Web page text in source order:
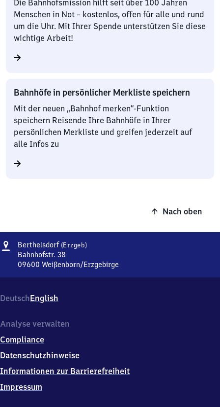
Die Bahnhofsmission hilft seit über 100 Jahren
Menschen in Not – kostenlos, offen für alle und rund
um die Uhr. Mit Ihrer Spende unterstützen Sie diese
wichtige Arbeit!
Bahnhöfe in persönlicher Merkliste speichern
Mit der neuen „Bahnhof merken“-Funktion
speichern Reisende Ihre Bahnhöfe in Ihrer
persönlichen Merkliste und greifen jederzeit auf
alle Infos zu
Nach oben
Adresse
Berthelsdorf (Erzgeb)Berthelsdorf
Bahnhofstr. 38
09600 Weißenborn/Erzgebirge
Bahnhofstr.
38,
9
0
0
DeutschEnglish
Analyse verwalten
Compliance
Datenschutzhinweise
Informationen zur Barrierefreiheit
Impressum